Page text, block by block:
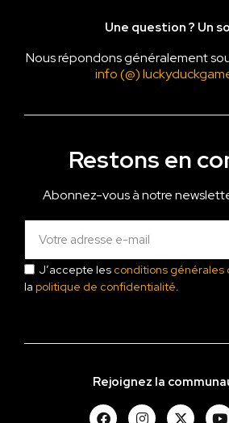
Une question ? Un
Nous répondons généralement
info (@)
Restons en
Abonnez-vous à notre
J’accepte les conditions générales
la politique de confidentialité.
Rejoignez la